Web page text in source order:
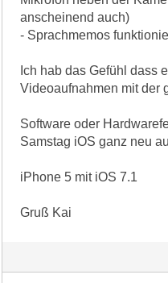
anscheinend auch)
- Sprachmemos
Ich hab das Gefühl dass
Videoaufnahmen mit der
Software oder
Samstag iOS ganz neu
iPhone 5 mit iOS 7.1
Gruß Kai